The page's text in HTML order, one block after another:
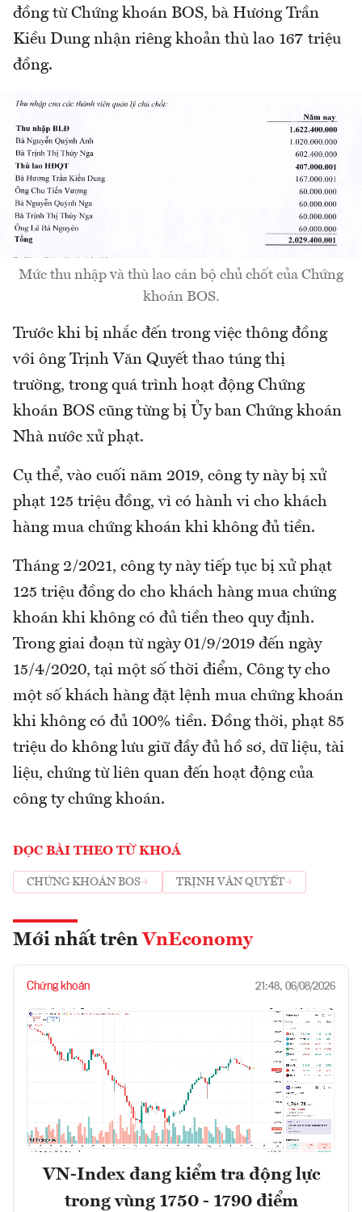
đồng từ Chứng khoán BOS, bà Hương Trần
Kiều Dung nhận riêng khoản thù lao 167 triệu
đồng.
Mức thu nhập và thù lao cán bộ chủ chốt của Chứng
khoán BOS.
Trước khi bị nhắc đến trong việc thông đồng
với ông Trịnh Văn Quyết thao túng thị
trường, trong quá trình hoạt động Chứng
khoán BOS cũng từng bị Ủy ban Chứng khoán
Nhà nước xử phạt.
Cụ thể, vào cuối năm 2019, công ty này bị xử
phạt 125 triệu đồng, vì có hành vi cho khách
hàng mua chứng khoán khi không đủ tiền.
Tháng 2/2021, công ty này tiếp tục bị xử phạt
125 triệu đồng do cho khách hàng mua chứng
khoán khi không có đủ tiền theo quy định.
Trong giai đoạn từ ngày 01/9/2019 đến ngày
15/4/2020, tại một số thời điểm, Công ty cho
một số khách hàng đặt lệnh mua chứng khoán
khi không có đủ 100% tiền. Đồng thời, phạt 85
triệu do không lưu giữ đầy đủ hồ sơ, dữ liệu, tài
liệu, chứng từ liên quan đến hoạt động của
công ty chứng khoán.
ĐỌC BÀI THEO TỪ KHOÁ
CHỨNG KHOÁN BOS TRỊNH VĂN QUYẾT
Mới nhất trên VnEconomy
Chứng khoán 21:48, 06/08/2026
VN-Index đang kiểm tra động lực
trong vùng 1750 - 1790 điểm